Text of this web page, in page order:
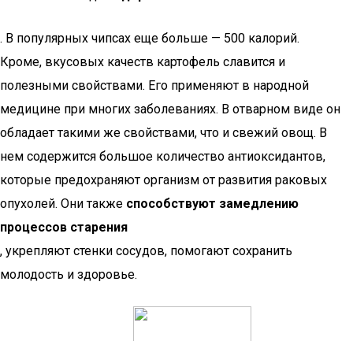
. В популярных чипсах еще больше — 500 калорий.
Кроме, вкусовых качеств картофель славится и
полезными свойствами. Его применяют в народной
медицине при многих заболеваниях. В отварном виде он
обладает такими же свойствами, что и свежий овощ. В
нем содержится большое количество антиоксидантов,
которые предохраняют организм от развития раковых
опухолей. Они также способствуют замедлению
процессов старения
, укрепляют стенки сосудов, помогают сохранить
молодость и здоровье.